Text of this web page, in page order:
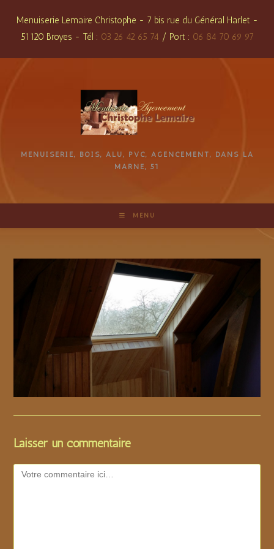
content
Menuiserie Lemaire Christophe - 7 bis rue du Général Harlet -
51120 Broyes - Tél : 03 26 42 65 74 / Port : 06 84 70 69 97
MENUISERIE, BOIS, ALU, PVC, AGENCEMENT, DANS LA
MARNE, 51
MENU
Laisser un commentaire
Comment